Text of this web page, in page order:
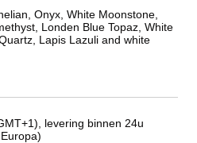
Onyx, White Moonstone,
Londen Blue Topaz, White
Lapis Lazuli and white
levering binnen 24u